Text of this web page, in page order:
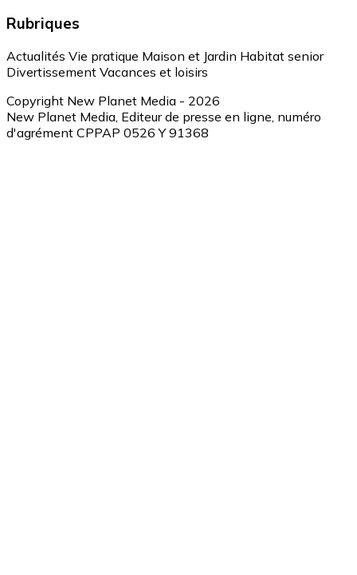
Rubriques
Actualités Vie pratique Maison et Jardin Habitat senior
Divertissement Vacances et loisirs
Copyright New Planet Media - 2026
New Planet Media, Editeur de presse en ligne, numéro
d'agrément CPPAP 0526 Y 91368